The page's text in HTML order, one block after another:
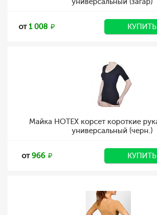
от1 008 КУПИТЬ
Майка HOTEX корсет короткие
универсальный (черн.)
от966 КУПИТЬ